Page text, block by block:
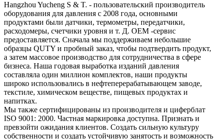
Hangzhou Yucheng S & T. - пользовательский производитель
оборудования для давления с 2008 года, основными
продуктами были датчики, термометры, передатчики,
расходомеры, счетчики уровня и т. Д. OEM -сервис
предоставляется. Сначала мы поддерживаем небольшие
образцы QUTY и пробный заказ, чтобы подтвердить продукт,
а затем массовое производство для сотрудничества в сфере
бизнеса. Наша годовая выработка изданий давления
составляла один миллион комплектов, наши продукты
широко использовались в нефтеперерабатывающем заводе,
текстиле, химическом веществе, пищевых продуктах и ​​
напитках.
Мы также сертифицированы из производителя и циферблат
ISO 9001: 2000. Частная маркировка доступна. Признать и
превзойти ожидания клиентов. Создать сильную культуру
собственности и создать устойчивую занятость и возможность